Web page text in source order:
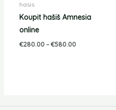
hasis
Koupit hašiš Amnesia
online
€280.00 – €580.00